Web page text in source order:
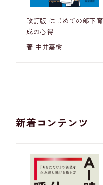
改訂版 はじめての部下育
成の心得
著 中井嘉樹
新着コンテンツ